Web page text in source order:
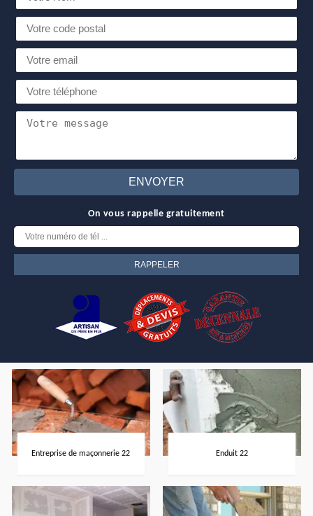
On vous rappelle gratuitement
Entreprise de maçonnerie 22 Enduit 22